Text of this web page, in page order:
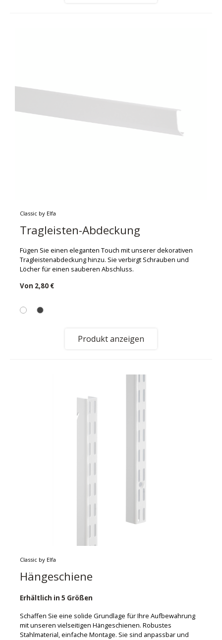
Classic by Elfa
Tragleisten-Abdeckung
Fügen Sie einen eleganten Touch mit unserer dekorativen
Tragleistenabdeckung hinzu. Sie verbirgt Schrauben und
Löcher für einen sauberen Abschluss.
Von 2,80 €
Produkt anzeigen
Classic by Elfa
Hängeschiene
Erhältlich in 5 Größen
Schaffen Sie eine solide Grundlage für Ihre Aufbewahrung
mit unseren vielseitigen Hängeschienen. Robustes
Stahlmaterial, einfache Montage. Sie sind anpassbar und